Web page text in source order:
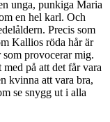
unga, punkiga Maria
en hel karl. Och
Precis som
Kallios röda hår är
provocerar mig.
med på att det får vara
kvinna att vara bra,
se snygg ut i alla